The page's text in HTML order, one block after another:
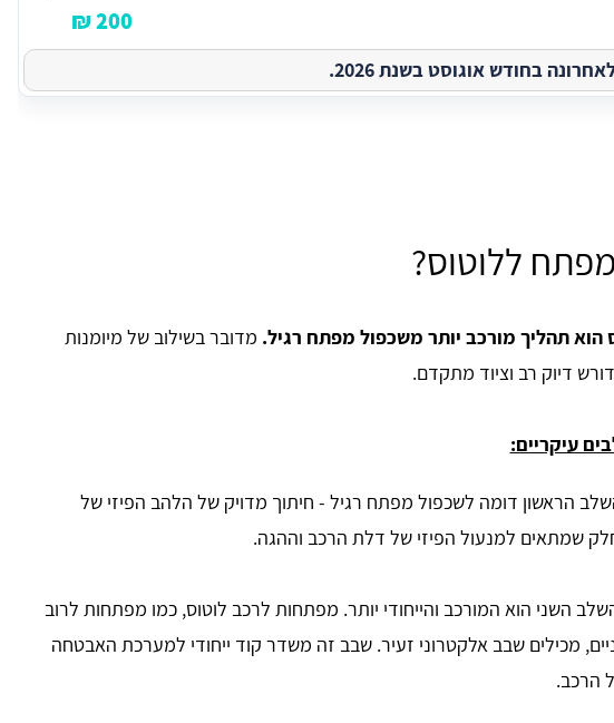
200 ₪
בחודש אוגוסט בשנת 2026.
ללוטוס?
תהליך מורכב יותר משכפול מפתח רגיל. מדובר בשילוב של מיומנות
דיוק רב וציוד מתקדם.
עיקריים:
הראשון דומה לשכפול מפתח רגיל - חיתוך מדויק של הלהב הפיזי של
שמתאים למנעול הפיזי של דלת הרכב וההגה.
השני הוא המורכב והייחודי יותר. מפתחות לרכב לוטוס, כמו מפתחות לרוב
מכילים שבב אלקטרוני זעיר. שבב זה משדר קוד ייחודי למערכת האבטחה
הרכב.